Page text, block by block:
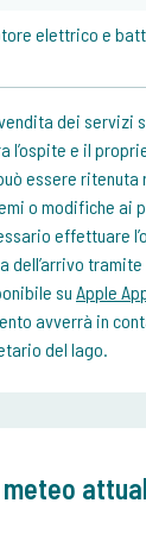
elettrico e
dei servizi
l’ospite e il
essere ritenuta
o modifiche ai
effettuare
tramite
su Apple
avverrà in
del lago.